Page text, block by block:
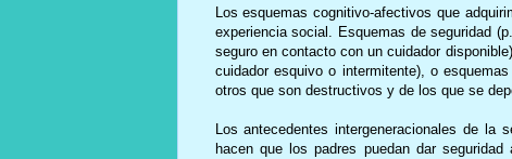
Los esquemas cognitivo-afectivos que
experiencia social. Esquemas de seguridad
seguro en contacto con un cuidador
cuidador esquivo o intermitente), o
otros que son destructivos y de los que se
Los antecedentes intergeneracionales de
hacen que los padres puedan dar